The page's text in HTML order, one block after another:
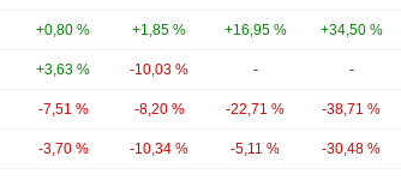
+0,80 % +1,85 % +16,95 % +34,50 %
+3,63 % -10,03 % - -
-7,51 % -8,20 % -22,71 % -38,71 %
-3,70 % -10,34 % -5,11 % -30,48 %